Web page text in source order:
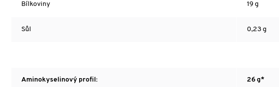
Bílkoviny 19 g
Sůl 0,23 g
Aminokyselinový profil: 26 g*